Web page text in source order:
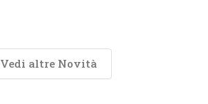
Vedi altre Novità